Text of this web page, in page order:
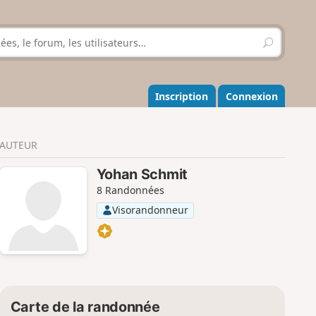
R
e
h
e
r
r
Inscription Connexion
AUTEUR
Yohan Schmit
8 Randonnées
Visorandonneur
Carte de la randonnée